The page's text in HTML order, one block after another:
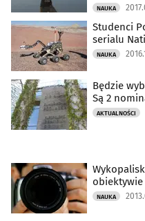
NAUKA
Studenci
serialu
NAUKA
Będzie
Są 2
AKTUALNOŚCI
NAUKA